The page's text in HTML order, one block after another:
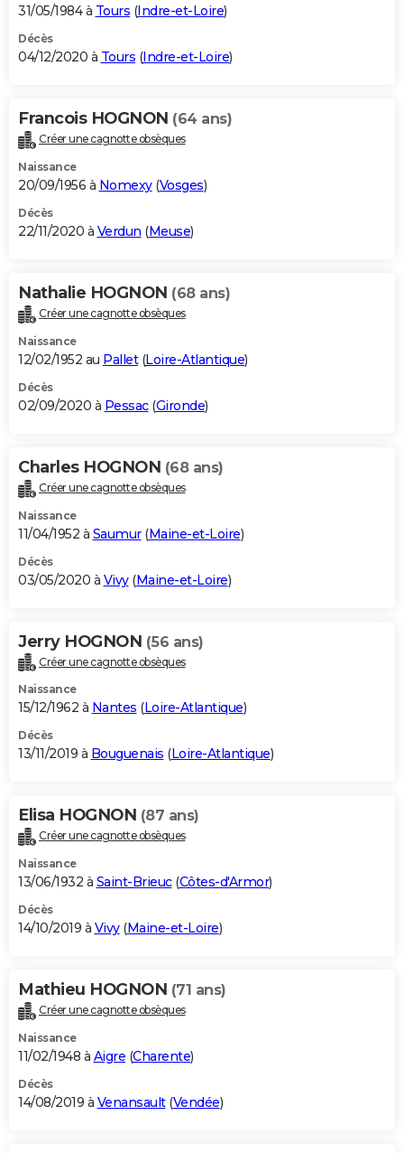
31/05/1984 à Tours (Indre-et-Loire)
Décès
04/12/2020 à Tours (Indre-et-Loire)
Francois HOGNON (64 ans)
Créer une cagnotte obsèques
Naissance
20/09/1956 à Nomexy(Vosges)
Décès
22/11/2020 à Verdun (Meuse)
Nathalie HOGNON (68 ans)
Créer une cagnotte obsèques
Naissance
12/02/1952 au Pallet(Loire-Atlantique)
Décès
02/09/2020 à Pessac(Gironde)
Charles HOGNON (68 ans)
Créer une cagnotte obsèques
Naissance
11/04/1952 à Saumur(Maine-et-Loire)
Décès
03/05/2020 à Vivy(Maine-et-Loire)
Jerry HOGNON (56 ans)
Créer une cagnotte obsèques
Naissance
15/12/1962 à Nantes (Loire-Atlantique)
Décès
13/11/2019 à Bouguenais (Loire-Atlantique)
Elisa HOGNON (87 ans)
Créer une cagnotte obsèques
Naissance
13/06/1932 à Saint-Brieuc(Côtes-d'Armor)
Décès
14/10/2019 à Vivy(Maine-et-Loire)
Mathieu HOGNON (71 ans)
Créer une cagnotte obsèques
Naissance
11/02/1948 à Aigre (Charente)
Décès
14/08/2019 à Venansault(Vendée)